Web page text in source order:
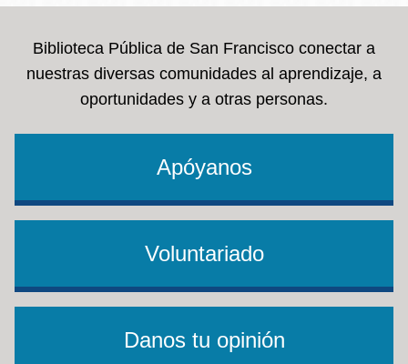
navegación
Biblioteca Pública de San Francisco conectar a
nuestras diversas comunidades al aprendizaje, a
oportunidades y a otras personas.
Apóyanos
Voluntariado
Danos tu opinión